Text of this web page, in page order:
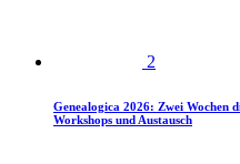
2
Genealogica 2026: Zwei Wochen
Workshops und Austausch